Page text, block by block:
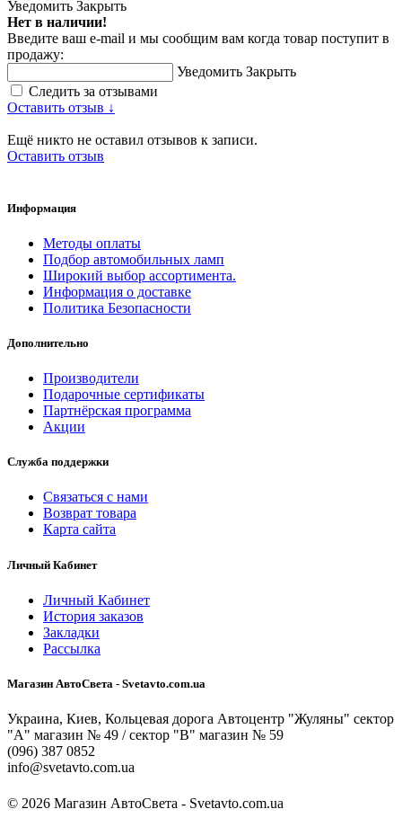
Уведомить Закрыть
Нет в наличии!
Введите ваш e-mail и мы сообщим вам когда товар поступит в
продажу:
Уведомить Закрыть
Следить за отзывами
Оставить отзыв ↓
Ещё никто не оставил отзывов к записи.
Оставить отзыв
Информация
Методы оплаты
Подбор автомобильных ламп
Широкий выбор ассортимента.
Информация о доставке
Политика Безопасности
Дополнительно
Производители
Подарочные сертификаты
Партнёрская программа
Акции
Служба поддержки
Связаться с нами
Возврат товара
Карта сайта
Личный Кабинет
Личный Кабинет
История заказов
Закладки
Рассылка
Магазин АвтоСвета - Svetavto.com.ua
Украина, Киев, Кольцевая дорога Автоцентр "Жуляны" сектор
"А" магазин № 49 / сектор "В" магазин № 59
(096) 387 0852
info@svetavto.com.ua
© 2026 Магазин АвтоСвета - Svetavto.com.ua